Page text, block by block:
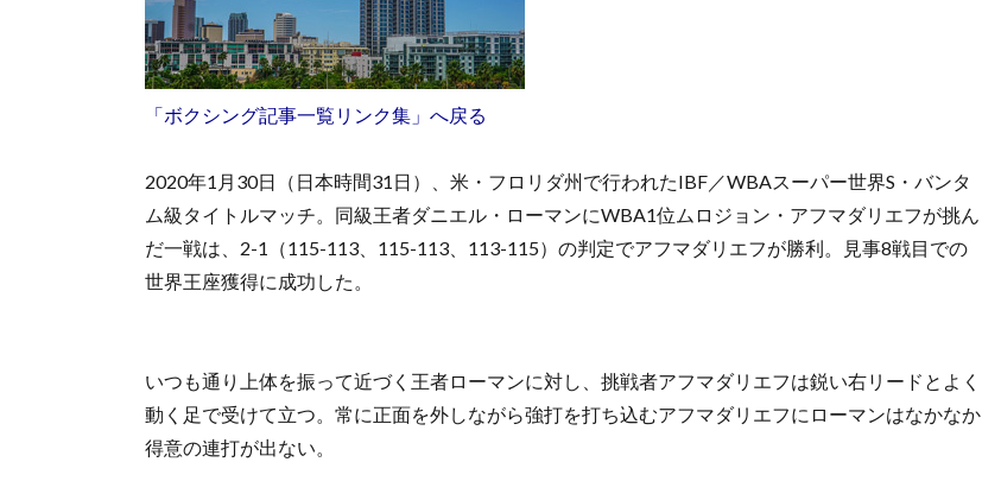
「ボクシング記事一覧リンク集」へ戻る
2020年1月30日（日本時間31日）、米・フロリダ州で行われたIBF／WBAスーパー世界S・バンタ
ム級タイトルマッチ。同級王者ダニエル・ローマンにWBA1位ムロジョン・アフマダリエフが挑ん
だ一戦は、2-1（115-113、115-113、113-115）の判定でアフマダリエフが勝利。見事8戦目での
世界王座獲得に成功した。
いつも通り上体を振って近づく王者ローマンに対し、挑戦者アフマダリエフは鋭い右リードとよく
動く足で受けて立つ。常に正面を外しながら強打を打ち込むアフマダリエフにローマンはなかなか
得意の連打が出ない。